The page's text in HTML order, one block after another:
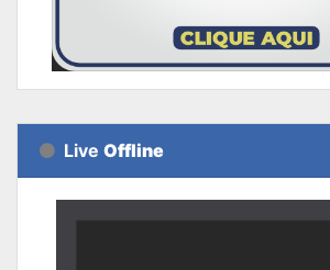
Live Offline